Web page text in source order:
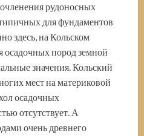
рудоносных
для фундаментов
здесь, на Кольском
осадочных пород земной
значения. Кольский
мест на материковой
осадочных
отсутствует. А
очень древнего